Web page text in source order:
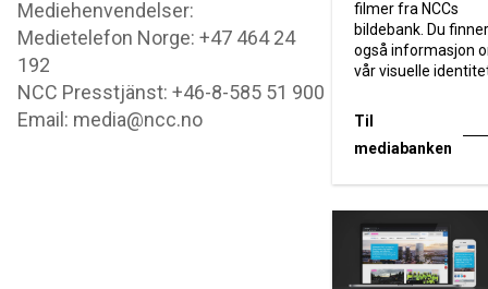
Mediehenvendelser:
Medietelefon Norge: +47 464 24
192
NCC Presstjänst: +46-8-585 51 900
Email: media@ncc.no
filmer fra NCCs
bildebank. Du finner
også informasjon
vår visuelle
Til
mediabanken